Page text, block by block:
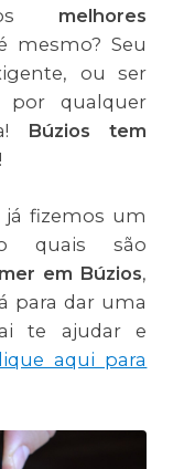
melhores
mesmo? Seu
ou ser
por qualquer
Búzios tem
!
já fizemos um
quais são
em Búzios,
para dar uma
te ajudar e
aqui para